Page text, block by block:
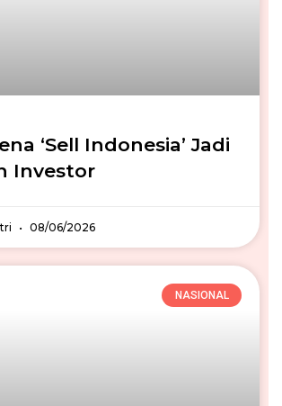
‘Sell Indonesia’ Jadi
Investor
08/06/2026
NASIONAL